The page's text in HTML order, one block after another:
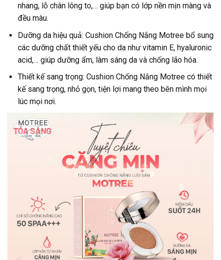
nhang, lỗ chân lông to,… giúp bạn có lớp nền mịn màng và
đều màu.
Dưỡng da hiệu quả: Cushion Chống Nắng Motree bổ sung
các dưỡng chất thiết yếu cho da như vitamin E, hyaluronic
acid,… giúp dưỡng ẩm, làm sáng da và chống lão hóa.
Thiết kế sang trọng: Cushion Chống Nắng Motree có thiết
kế sang trọng, nhỏ gọn, tiện lợi mang theo bên mình mọi
lúc mọi nơi.